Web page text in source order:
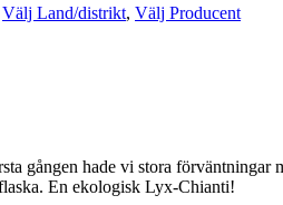
Välj Land/distrikt, Välj Producent
gången hade vi stora förväntningar
En ekologisk Lyx-Chianti!